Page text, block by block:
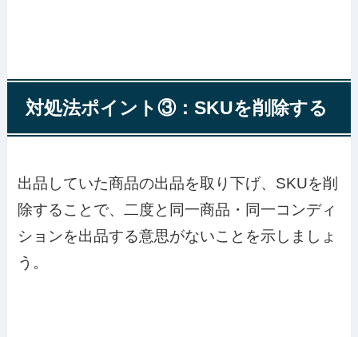
対処法ポイント③：SKUを削除する
出品していた商品の出品を取り下げ、SKUを削
除することで、二度と同一商品・同一コンディ
ションを出品する意思がないことを示しましょ
う。